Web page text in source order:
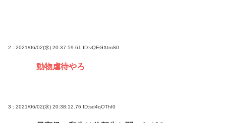
2 : 2021/06/02(水) 20:37:59.61 ID:vQEGXtmS0
動物虐待やろ
3 : 2021/06/02(水) 20:38:12.76 ID:sd4qOThI0